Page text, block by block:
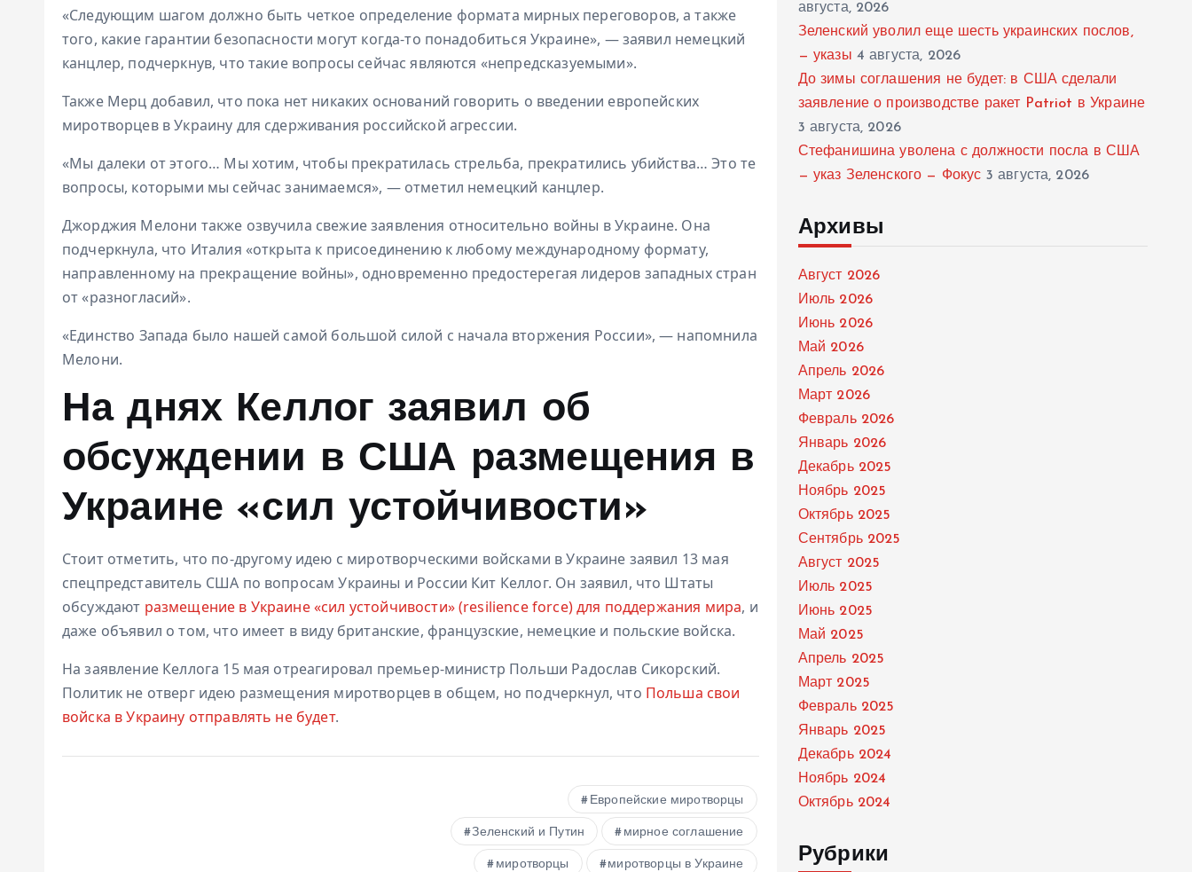
«Следующим шагом должно быть четкое определение формата мирных переговоров, а также
того, какие гарантии безопасности могут когда-то понадобиться Украине», — заявил немецкий
канцлер, подчеркнув, что такие вопросы сейчас являются «непредсказуемыми».
Также Мерц добавил, что пока нет никаких оснований говорить о введении европейских
миротворцев в Украину для сдерживания российской агрессии.
«Мы далеки от этого… Мы хотим, чтобы прекратилась стрельба, прекратились убийства… Это те
вопросы, которыми мы сейчас занимаемся», — отметил немецкий канцлер.
Джорджия Мелони также озвучила свежие заявления относительно войны в Украине. Она
подчеркнула, что Италия «открыта к присоединению к любому международному формату,
направленному на прекращение войны», одновременно предостерегая лидеров западных стран
от «разногласий».
«Единство Запада было нашей самой большой силой с начала вторжения России», — напомнила
Мелони.
На днях Келлог заявил об
обсуждении в США размещения в
Украине «сил устойчивости»
Стоит отметить, что по-другому идею с миротворческими войсками в Украине заявил 13 мая
спецпредставитель США по вопросам Украины и России Кит Келлог. Он заявил, что Штаты
обсуждают размещение в Украине «сил устойчивости» (resilience force) для поддержания мира, и
даже объявил о том, что имеет в виду британские, французские, немецкие и польские войска.
На заявление Келлога 15 мая отреагировал премьер-министр Польши Радослав Сикорский.
Политик не отверг идею размещения миротворцев в общем, но подчеркнул, что Польша свои
войска в Украину отправлять не будет.
Европейские миротворцы
Зеленский и Путин мирное соглашение
миротворцы миротворцы в Украине
августа, 2026
Зеленский уволил еще шесть украинских послов,
— указы 4 августа, 2026
До зимы соглашения не будет: в США сделали
заявление о производстве ракет Patriot в Украине
3 августа, 2026
Стефанишина уволена с должности посла в США
— указ Зеленского — Фокус 3 августа, 2026
Архивы
Август 2026
Июль 2026
Июнь 2026
Май 2026
Апрель 2026
Март 2026
Февраль 2026
Январь 2026
Декабрь 2025
Ноябрь 2025
Октябрь 2025
Сентябрь 2025
Август 2025
Июль 2025
Июнь 2025
Май 2025
Апрель 2025
Март 2025
Февраль 2025
Январь 2025
Декабрь 2024
Ноябрь 2024
Октябрь 2024
Рубрики